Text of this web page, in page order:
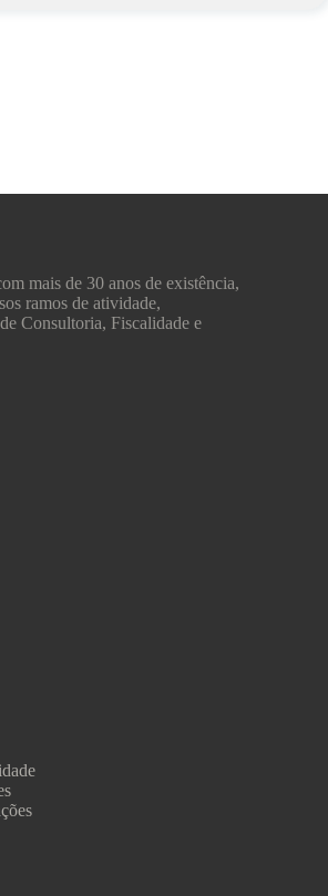
mais de 30 anos de existência,
ramos de atividade,
Consultoria, Fiscalidade e